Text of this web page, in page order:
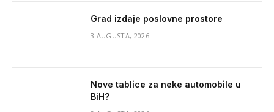
Grad izdaje poslovne prostore
3 AUGUSTA, 2026
Nove tablice za neke automobile u
BiH?